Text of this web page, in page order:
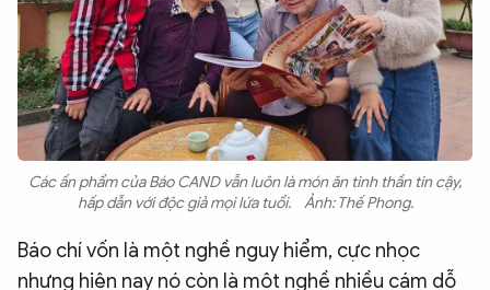
Các ấn phẩm của Báo CAND vẫn luôn là món ăn tinh thần tin cậy,
hấp dẫn với độc giả mọi lứa tuổi. Ảnh: Thế Phong.
Báo chí vốn là một nghề nguy hiểm, cực nhọc
nhưng hiện nay nó còn là một nghề nhiều cám dỗ